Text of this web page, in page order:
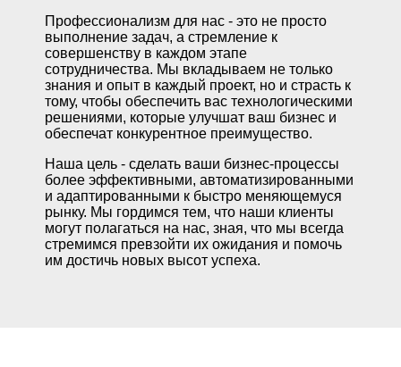
Профессионализм для нас - это не просто
выполнение задач, а стремление к
совершенству в каждом этапе
сотрудничества. Мы вкладываем не только
знания и опыт в каждый проект, но и страсть к
тому, чтобы обеспечить вас технологическими
решениями, которые улучшат ваш бизнес и
обеспечат конкурентное преимущество.
Наша цель - сделать ваши бизнес-процессы
более эффективными, автоматизированными
и адаптированными к быстро меняющемуся
рынку. Мы гордимся тем, что наши клиенты
могут полагаться на нас, зная, что мы всегда
стремимся превзойти их ожидания и помочь
им достичь новых высот успеха.